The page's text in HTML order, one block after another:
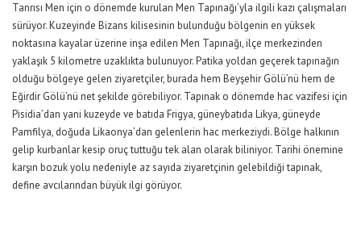
Tanrısı Men için o dönemde kurulan Men Tapınağı’yla ilgili kazı çalışmaları
sürüyor. Kuzeyinde Bizans kilisesinin bulunduğu bölgenin en yüksek
noktasına kayalar üzerine inşa edilen Men Tapınağı, ilçe merkezinden
yaklaşık 5 kilometre uzaklıkta bulunuyor. Patika yoldan geçerek tapınağın
olduğu bölgeye gelen ziyaretçiler, burada hem Beyşehir Gölü’nü hem de
Eğirdir Gölü’nü net şekilde görebiliyor. Tapınak o dönemde hac vazifesi için
Pisidia’dan yani kuzeyde ve batıda Frigya, güneybatıda Likya, güneyde
Pamfilya, doğuda Likaonya’dan gelenlerin hac merkeziydi. Bölge halkının
gelip kurbanlar kesip oruç tuttuğu tek alan olarak biliniyor. Tarihi önemine
karşın bozuk yolu nedeniyle az sayıda ziyaretçinin gelebildiği tapınak,
define avcılarından büyük ilgi görüyor.